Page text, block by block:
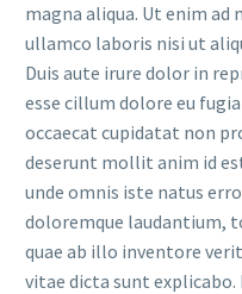
magna aliqua. Ut enim ad
ullamco laboris nisi ut
Duis aute irure dolor in
esse cillum dolore eu
occaecat cupidatat non
deserunt mollit anim id
unde omnis iste natus
doloremque laudantium,
quae ab illo inventore
vitae dicta sunt